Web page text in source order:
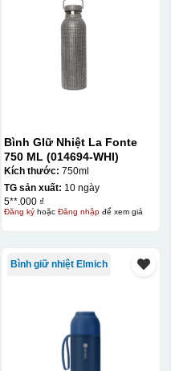
Bình GIữ Nhiệt La Fonte
750 ML (014694-WHI)
Kích thước: 750ml
TG sản xuất: 10 ngày
5**.000 ₫
Đăng kýhoặc Đăng nhậpđể xem giá
Bình giữ nhiệt Elmich